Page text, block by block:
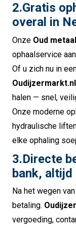
2.Gratis
overal in
Onze Oud
ophaalservice
Of u zich nu in
Oudijzermarkt.nl
halen — snel,
Onze moderne
hydraulische
elke ophaling
3.Directe
bank, altijd
Na het wegen
betaling.
vergoeding,